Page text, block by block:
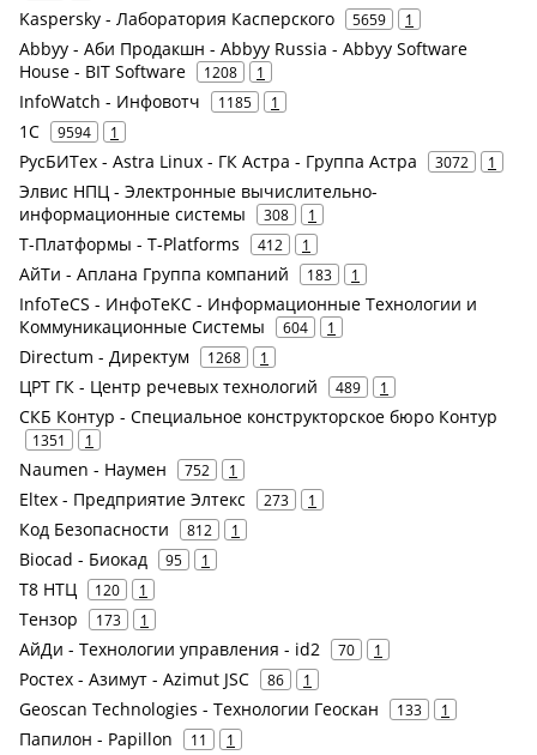
Kaspersky - Лаборатория Касперского 5659 1
Abbyy - Аби Продакшн - Abbyy Russia - Abbyy Software
House - BIT Software
1208 1
InfoWatch - Инфовотч 1185 1
1С 9594 1
РусБИТех - Astra Linux - ГК Астра - Группа Астра 3072 1
Элвис НПЦ - Электронные вычислительно-
информационные системы
308 1
Т-Платформы - T-Platforms 412 1
АйТи - Аплана Группа компаний 183 1
InfoTeCS - ИнфоТеКС - Информационные Технологии и
Коммуникационные Системы
604 1
Directum - Директум 1268 1
ЦРТ ГК - Центр речевых технологий 489 1
СКБ Контур - Специальное конструкторское бюро Контур
1351 1
Naumen - Наумен 752 1
Eltex - Предприятие Элтекс 273 1
Код Безопасности 812 1
Biocad - Биокад 95 1
Т8 НТЦ 120 1
Тензор 173 1
АйДи - Технологии управления - id2 70 1
Ростех - Азимут - Azimut JSC 86 1
Geoscan Technologies - Технологии Геоскан 133 1
Папилон - Papillon 11 1